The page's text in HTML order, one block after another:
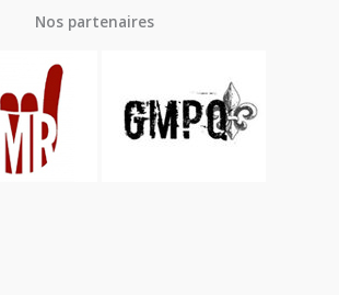
Nos partenaires